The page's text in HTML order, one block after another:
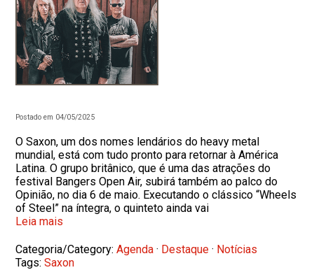
Postado em 04/05/2025
O Saxon, um dos nomes lendários do heavy metal
mundial, está com tudo pronto para retornar à América
Latina. O grupo britânico, que é uma das atrações do
festival Bangers Open Air, subirá também ao palco do
Opinião, no dia 6 de maio. Executando o clássico “Wheels
of Steel” na íntegra, o quinteto ainda vai
Leia mais
Categoria/Category:Agenda · Destaque · Notícias
Tags:Saxon